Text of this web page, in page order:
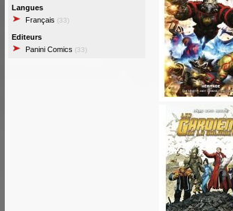
Langues
Français (33)
Editeurs
Panini Comics (33)